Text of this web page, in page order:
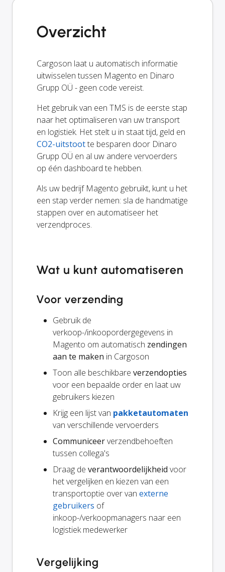
Overzicht
Cargoson laat u automatisch informatie
uitwisselen tussen Magento en Dinaro
Grupp OÜ - geen code vereist.
Het gebruik van een TMS is de eerste stap
naar het optimaliseren van uw transport
en logistiek. Het stelt u in staat tijd, geld en
CO2-uitstootte besparen door Dinaro
Grupp OÜ en al uw andere vervoerders
op één dashboard te hebben.
Als uw bedrijf Magento gebruikt, kunt u het
een stap verder nemen: sla de handmatige
stappen over en automatiseer het
verzendproces.
Wat u kunt automatiseren
Voor verzending
Gebruik de
verkoop-/inkoopordergegevens in
Magento om automatisch zendingen
aan te maken in Cargoson
Toon alle beschikbare verzendopties
voor een bepaalde order en laat uw
gebruikers kiezen
Krijg een lijst van pakketautomaten
van verschillende vervoerders
Communiceerverzendbehoeften
tussen collega's
Draag de verantwoordelijkheid voor
het vergelijken en kiezen van een
transportoptie over van externe
gebruikers of
inkoop-/verkoopmanagers naar een
logistiek medewerker
Vergelijking